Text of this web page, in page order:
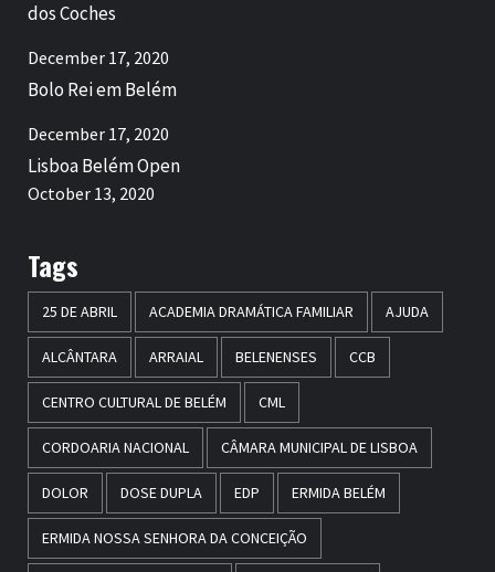
dos Coches
December 17, 2020
Bolo Rei em Belém
December 17, 2020
Lisboa Belém Open
October 13, 2020
Tags
25 DE ABRIL ACADEMIA DRAMÁTICA FAMILIAR AJUDA
ALCÂNTARA ARRAIAL BELENENSES CCB
CENTRO CULTURAL DE BELÉM CML
CORDOARIA NACIONAL CÂMARA MUNICIPAL DE LISBOA
DOLOR DOSE DUPLA EDP ERMIDA BELÉM
ERMIDA NOSSA SENHORA DA CONCEIÇÃO